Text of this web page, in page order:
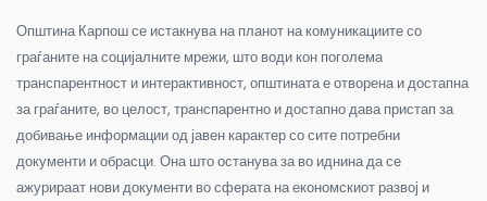
Општина Карпош се истакнува на планот на комуникациите со
граѓаните на социјалните мрежи, што води кон поголема
транспарентност и интерактивност, општината е отворена и достапна
за граѓаните, во целост, транспарентно и достапно дава пристап за
добивање информации од јавен карактер со сите потребни
документи и обрасци. Она што останува за во иднина да се
ажурираат нови документи во сферата на економскиот развој и